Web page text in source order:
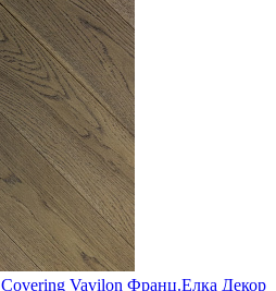
Vavilon Франц.Елка Декор